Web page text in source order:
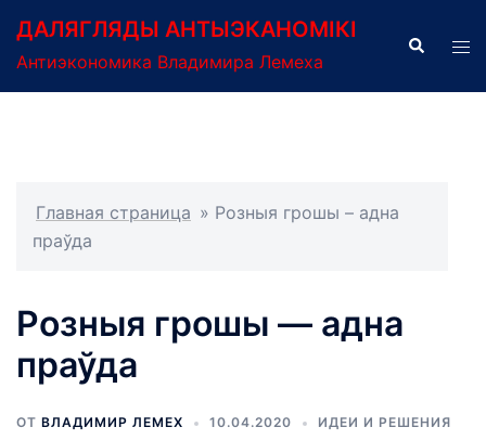
содержимому
ДАЛЯГЛЯДЫ АНТЫЭКАНОМІКІ
Антиэкономика Владимира Лемеха
Поиск
Главная страница » Розныя грошы – адна
праўда
Розныя грошы — адна
праўда
ОТ ВЛАДИМИР ЛЕМЕХ 10.04.2020 ИДЕИ И РЕШЕНИЯ